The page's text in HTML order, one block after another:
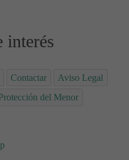
interés
Contactar
Aviso Legal
del Menor